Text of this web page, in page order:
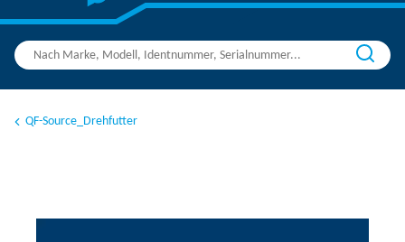
QF-Source_Drehfutter